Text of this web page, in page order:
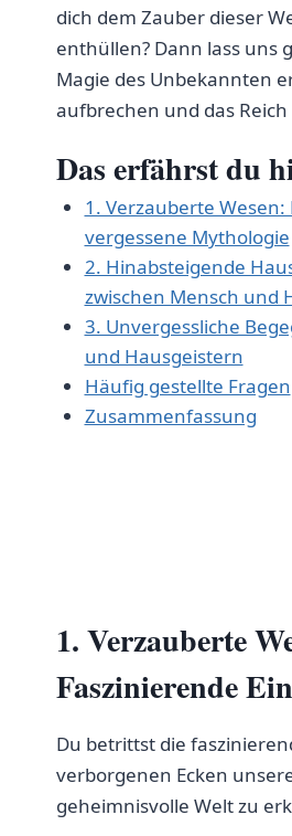
dich dem Zauber dieser
enthüllen? Dann lass uns
Magie des⁤ Unbekannten
aufbrechen und ⁤das
Das erfährst du
1. Verzauberte
vergessene⁢ Mythologie
2.⁢ Hinabsteigende
zwischen Mensch und
3. ​Unvergessliche
und⁢ Hausgeistern
Häufig gestellte Fragen
Zusammenfassung
1. Verzauberte⁣
Faszinierende
Du betrittst⁢ die
verborgenen‌ Ecken
geheimnisvolle Welt zu